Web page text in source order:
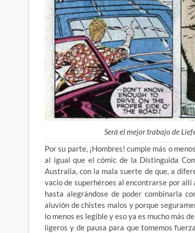
Será el mejor trabajo de
Por su parte, ¡Hombres! cumple más o
al igual que el cómic de la Distinguida
Australia, con la mala suerte de que, a
vacio de superhéroes al encontrarse por
hasta alegrándose de poder combinarla
aluvión de chistes malos y porque
lo menos es legible y eso ya es mucho más
ligeros y de pausa para que tomemos